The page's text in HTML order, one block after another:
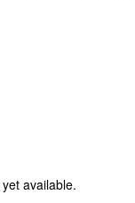
available.